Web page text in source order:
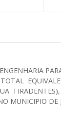
MUNICIPIO DE